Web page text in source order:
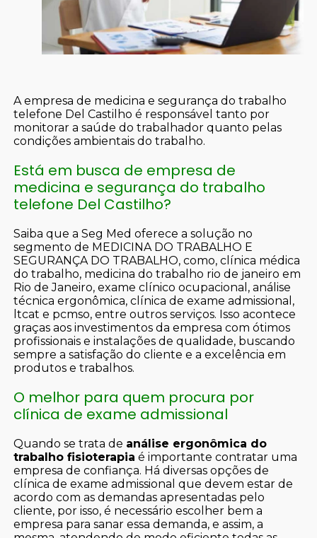
A empresa de medicina e segurança do trabalho
telefone Del Castilho é responsável tanto por
monitorar a saúde do trabalhador quanto pelas
condições ambientais do trabalho.
Está em busca de empresa de
medicina e segurança do trabalho
telefone Del Castilho?
Saiba que a Seg Med oferece a solução no
segmento de MEDICINA DO TRABALHO E
SEGURANÇA DO TRABALHO, como, clínica médica
do trabalho, medicina do trabalho rio de janeiro em
Rio de Janeiro, exame clínico ocupacional, análise
técnica ergonômica, clínica de exame admissional,
ltcat e pcmso, entre outros serviços. Isso acontece
graças aos investimentos da empresa com ótimos
profissionais e instalações de qualidade, buscando
sempre a satisfação do cliente e a excelência em
produtos e trabalhos.
O melhor para quem procura por
clínica de exame admissional
Quando se trata de análise ergonômica do
trabalho fisioterapia é importante contratar uma
empresa de confiança. Há diversas opções de
clínica de exame admissional que devem estar de
acordo com as demandas apresentadas pelo
cliente, por isso, é necessário escolher bem a
empresa para sanar essa demanda, e assim, a